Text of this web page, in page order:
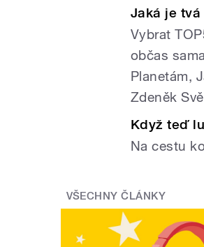
Jaká je tvá
Vybrat
občas
Planetám,
Zdeněk
Když teď
Na cestu
VŠECHNY ČLÁNKY